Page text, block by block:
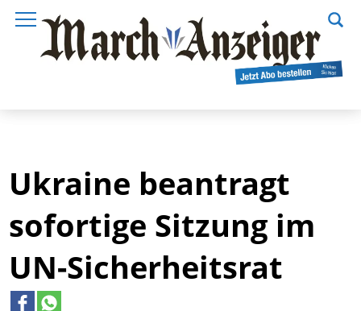
Ukraine beantragt
sofortige Sitzung im
UN-Sicherheitsrat